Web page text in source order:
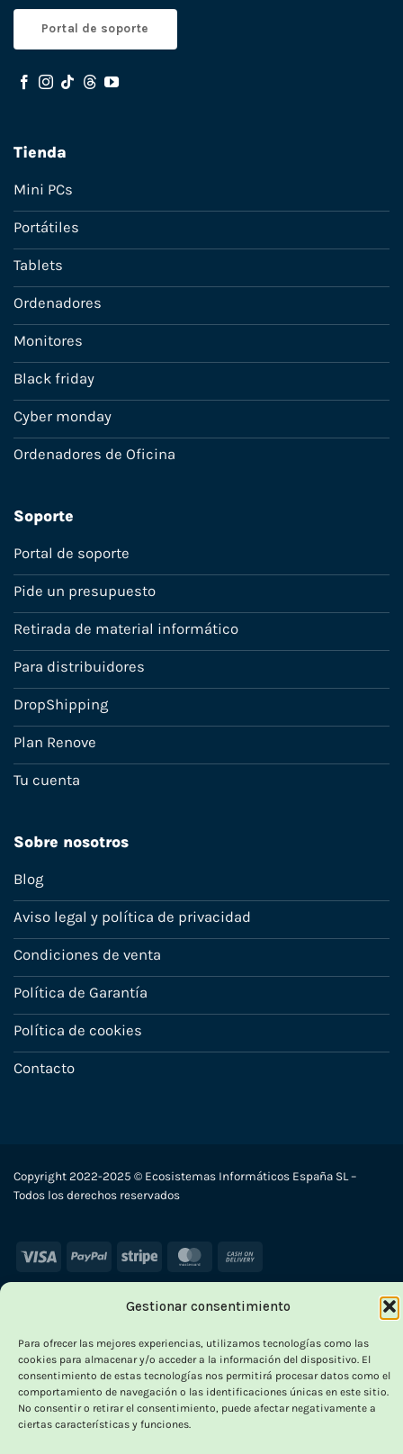
Gestionar consentimiento
Para ofrecer las mejores experiencias, utilizamos tecnologías como las
cookies para almacenar y/o acceder a la información del dispositivo. El
consentimiento de estas tecnologías nos permitirá procesar datos como el
comportamiento de navegación o las identificaciones únicas en este sitio.
No consentir o retirar el consentimiento, puede afectar negativamente a
ciertas características y funciones.
Portal de soporte
Tienda
Mini PCs
Portátiles
Tablets
Ordenadores
Monitores
Black friday
Cyber monday
Ordenadores de Oficina
Soporte
Portal de soporte
Pide un presupuesto
Retirada de material informático
Para distribuidores
DropShipping
Plan Renove
Tu cuenta
Sobre nosotros
Blog
Aviso legal y política de privacidad
Condiciones de venta
Política de Garantía
Política de cookies
Contacto
Copyright 2022-2025 © Ecosistemas Informáticos España SL –
Todos los derechos reservados
Visa PayPal Stripe MasterCard
Delivery